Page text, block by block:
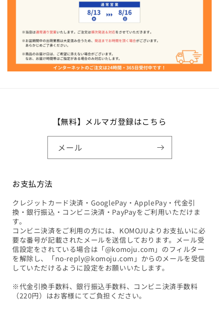
【無料】メルマガ登録はこちら
メール
お支払方法
クレジットカード決済・GooglePay・ApplePay・代金引
換・銀行振込・コンビニ決済・PayPayをご利用いただけま
す。
コンビニ決済をご利用の方には、KOMOJUよりお支払いに必
要な番号が記載されたメールを送信しております。メール受
信設定をされている場合は「@komoju.com」のフィルター
を解除し、「no-reply@komoju.com」からのメールを受信
していただけるように設定をお願いいたします。
※代金引換手数料、銀行振込手数料、コンビニ決済手数料
（220円）はお客様にてご負担ください。